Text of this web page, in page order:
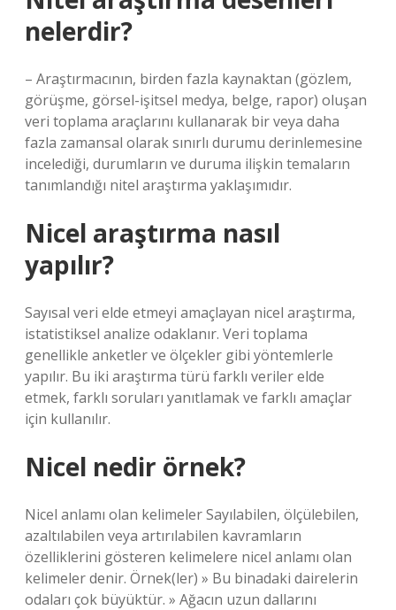
nelerdir?
– Araştırmacının, birden fazla kaynaktan (gözlem,
görüşme, görsel-işitsel medya, belge, rapor) oluşan
veri toplama araçlarını kullanarak bir veya daha
fazla zamansal olarak sınırlı durumu derinlemesine
incelediği, durumların ve duruma ilişkin temaların
tanımlandığı nitel araştırma yaklaşımıdır.
Nicel araştırma nasıl
yapılır?
Sayısal veri elde etmeyi amaçlayan nicel araştırma,
istatistiksel analize odaklanır. Veri toplama
genellikle anketler ve ölçekler gibi yöntemlerle
yapılır. Bu iki araştırma türü farklı veriler elde
etmek, farklı soruları yanıtlamak ve farklı amaçlar
için kullanılır.
Nicel nedir örnek?
Nicel anlamı olan kelimeler Sayılabilen, ölçülebilen,
azaltılabilen veya artırılabilen kavramların
özelliklerini gösteren kelimelere nicel anlamı olan
kelimeler denir. Örnek(ler) » Bu binadaki dairelerin
odaları çok büyüktür. » Ağacın uzun dallarını